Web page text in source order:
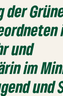
der
und
im
und